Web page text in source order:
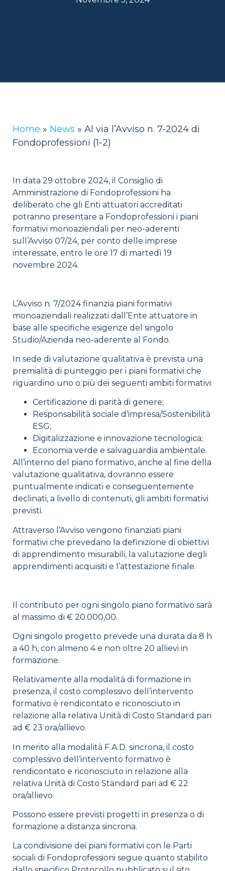
Home » News » Al via l’Avviso n. 7-2024 di
Fondoprofessioni (1-2)
In data 29 ottobre 2024, il Consiglio di
Amministrazione di Fondoprofessioni ha
deliberato che gli Enti attuatori accreditati
potranno presentare a Fondoprofessioni i piani
formativi monoaziendali per neo-aderenti
sull’Avviso 07/24, per conto delle imprese
interessate, entro le ore 17 di martedì 19
novembre 2024.
L’Avviso n. 7/2024 finanzia piani formativi
monoaziendali realizzati dall’Ente attuatore in
base alle specifiche esigenze del singolo
Studio/Azienda neo-aderente al Fondo.
In sede di valutazione qualitativa è prevista una
premialità di punteggio per i piani formativi che
riguardino uno o più dei seguenti ambiti formativi:
Certificazione di parità di genere;
Responsabilità sociale d’impresa/Sostenibilità
ESG;
Digitalizzazione e innovazione tecnologica;
Economia verde e salvaguardia ambientale.
All’interno del piano formativo, anche al fine della
valutazione qualitativa, dovranno essere
puntualmente indicati e conseguentemente
declinati, a livello di contenuti, gli ambiti formativi
previsti.
Attraverso l’Avviso vengono finanziati piani
formativi che prevedano la definizione di obiettivi
di apprendimento misurabili, la valutazione degli
apprendimenti acquisiti e l’attestazione finale.
Il contributo per ogni singolo piano formativo sarà
al massimo di € 20.000,00.
Ogni singolo progetto prevede una durata da 8 h
a 40 h, con almeno 4 e non oltre 20 allievi in
formazione.
Relativamente alla modalità di formazione in
presenza, il costo complessivo dell’intervento
formativo è rendicontato e riconosciuto in
relazione alla relativa Unità di Costo Standard pari
ad € 23 ora/allievo.
In merito alla modalità F.A.D. sincrona, il costo
complessivo dell’intervento formativo è
rendicontato e riconosciuto in relazione alla
relativa Unità di Costo Standard pari ad € 22
ora/allievo.
Possono essere previsti progetti in presenza o di
formazione a distanza sincrona.
La condivisione dei piani formativi con le Parti
sociali di Fondoprofessioni segue quanto stabilito